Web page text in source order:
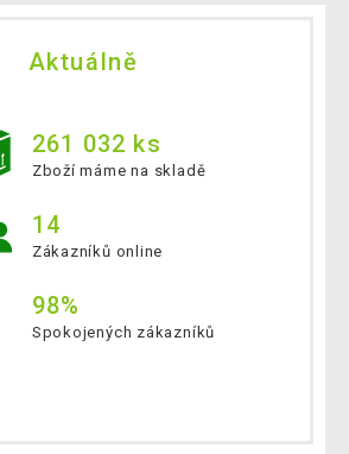
Aktuálně
261 032 ks
Zboží máme na skladě
14
Zákazníků online
98%
Spokojených zákazníků